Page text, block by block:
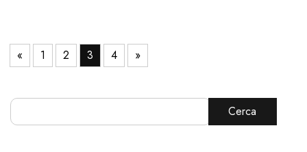
« 1 2 3 4 »
Cerca